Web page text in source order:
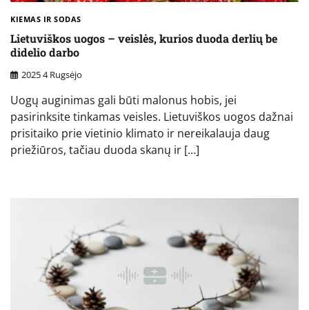
KIEMAS IR SODAS
Lietuviškos uogos – veislės, kurios duoda derlių be
didelio darbo
2025 4 Rugsėjo
Uogų auginimas gali būti malonus hobis, jei
pasirinksite tinkamas veisles. Lietuviškos uogos dažnai
prisitaiko prie vietinio klimato ir nereikalauja daug
priežiūros, tačiau duoda skanų ir […]